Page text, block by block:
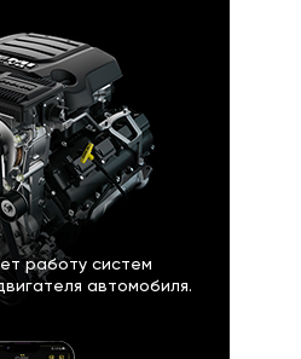
работу систем
автомобиля.